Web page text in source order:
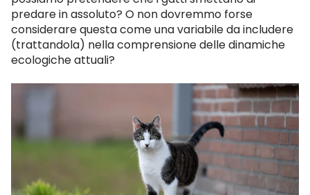
predare in assoluto? O non dovremmo forse
considerare questa come una variabile da includere
(trattandola) nella comprensione delle dinamiche
ecologiche attuali?